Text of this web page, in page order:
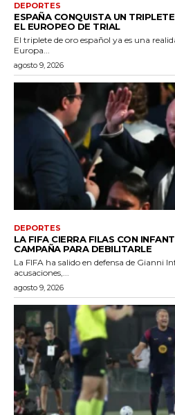
DEPORTES
ESPAÑA CONQUISTA UN
EL EUROPEO DE TRIAL
El triplete de oro español ya es una
Europa...
agosto 9, 2026
DEPORTES
LA FIFA CIERRA FILAS CON
CAMPAÑA PARA DEBILITARLE
La FIFA ha salido en defensa de Gianni
acusaciones,...
agosto 9, 2026